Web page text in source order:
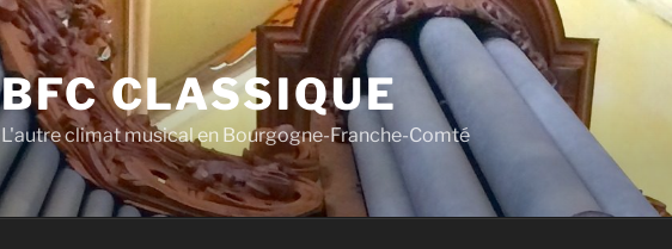
BFC CLASSIQUE
L'autre climat musical en Bourgogne-Franche-Comté